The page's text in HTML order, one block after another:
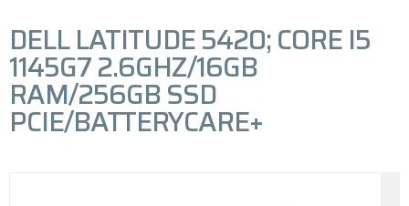
DELL LATITUDE 5420; CORE I5
1145G7 2.6GHZ/16GB
RAM/256GB SSD
PCIE/BATTERYCARE+